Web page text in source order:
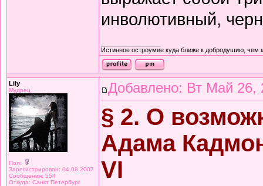
инволютивный,
Истинное остроумие куда ближе к добродушию, чем
Lily
Мудрец
Пол:
Зарегистрирован: 04.08.2007
Сообщения: 554
Откуда: Санкт Петербург
Добавлено: Вт Май 26,
§ 2. О
Адама
VI